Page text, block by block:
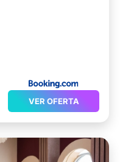
VER OFERTA